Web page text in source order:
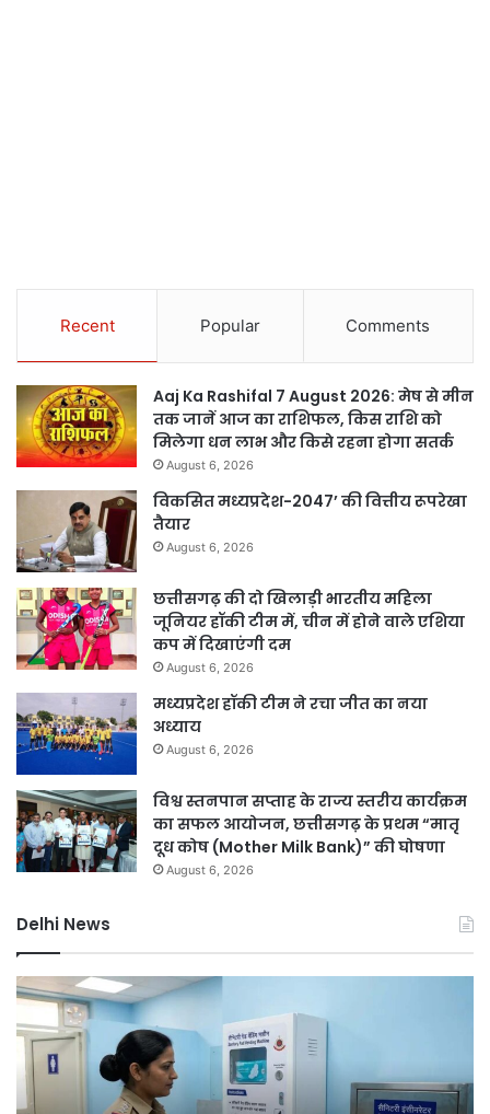
Recent Popular Comments
Aaj Ka Rashifal 7 August 2026: मेष से मीन
तक जानें आज का राशिफल, किस राशि को
मिलेगा धन लाभ और किसे रहना होगा सतर्क
August 6, 2026
विकसित मध्यप्रदेश-2047’ की वित्तीय रूपरेखा
तैयार
August 6, 2026
छत्तीसगढ़ की दो खिलाड़ी भारतीय महिला
जूनियर हॉकी टीम में, चीन में होने वाले एशिया
कप में दिखाएंगी दम
August 6, 2026
मध्यप्रदेश हॉकी टीम ने रचा जीत का नया
अध्याय
August 6, 2026
विश्व स्तनपान सप्ताह के राज्य स्तरीय कार्यक्रम
का सफल आयोजन, छत्तीसगढ़ के प्रथम “मातृ
दूध कोष (Mother Milk Bank)” की घोषणा
August 6, 2026
Delhi News
दिल्ली
कोर्ट
थानों